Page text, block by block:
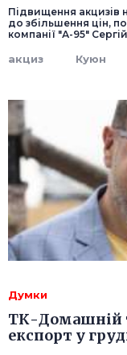
Підвищення акцизів
до збільшення цін,
компанії "А-95"
акциз Куюн
Думки
ТК-Домашній
експорт у